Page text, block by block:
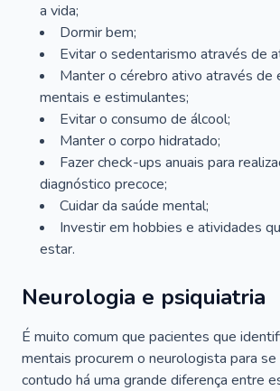
a vida;
Dormir bem;
Evitar o sedentarismo através de
Manter o cérebro ativo através de
mentais e estimulantes;
Evitar o consumo de álcool;
Manter o corpo hidratado;
Fazer check-ups anuais para
diagnóstico precoce;
Cuidar da saúde mental;
Investir em hobbies e atividades
estar.
Neurologia e psiquiatria
É muito comum que pacientes que
mentais procurem o neurologista para se
contudo há uma grande diferença entre